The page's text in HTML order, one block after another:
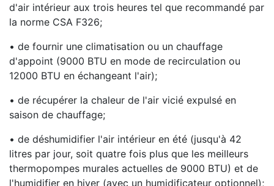
d'air intérieur aux trois heures tel que recommandé par
la norme CSA F326;
• de fournir une climatisation ou un chauffage
d'appoint (9000 BTU en mode de recirculation ou
12000 BTU en échangeant l'air);
• de récupérer la chaleur de l'air vicié expulsé en
saison de chauffage;
• de déshumidifier l'air intérieur en été (jusqu'à 42
litres par jour, soit quatre fois plus que les meilleurs
thermopompes murales actuelles de 9000 BTU) et de
l'humidifier en hiver (avec un humidificateur optionnel);